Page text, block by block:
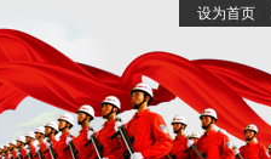
设为首页